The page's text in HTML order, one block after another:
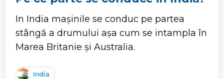
In India mașinile se conduc pe partea
stângă a drumului așa cum se intampla în
Marea Britanie și Australia.
India